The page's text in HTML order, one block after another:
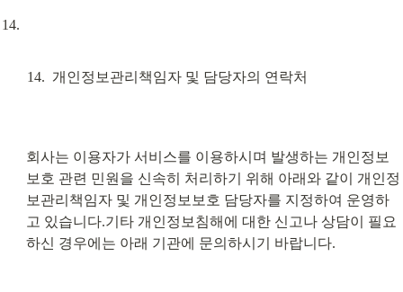
개인정보관리책임자 및 담당자의 연락처
회사는 이용자가 서비스를 이용하시며 발생하는 개인정보
보호 관련 민원을 신속히 처리하기 위해 아래와 같이 개인정
보관리책임자 및 개인정보보호 담당자를 지정하여 운영하
고 있습니다.기타 개인정보침해에 대한 신고나 상담이 필요
하신 경우에는 아래 기관에 문의하시기 바랍니다.